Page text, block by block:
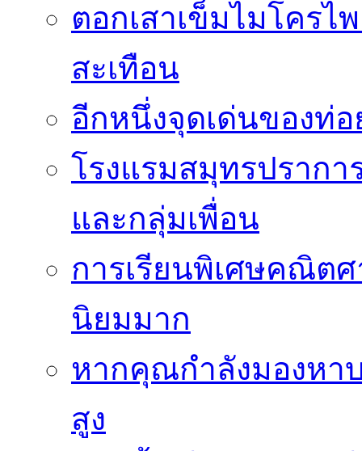
ตอกเสาเข็มไมโคร
สะเทือน
อีกหนึ่งจุดเด่นของท่
โรงแรมสมุทรปราก
และกลุ่มเพื่อน
การเรียนพิเศษคณิต
นิยมมาก
หากคุณกำลังมองหา
สูง